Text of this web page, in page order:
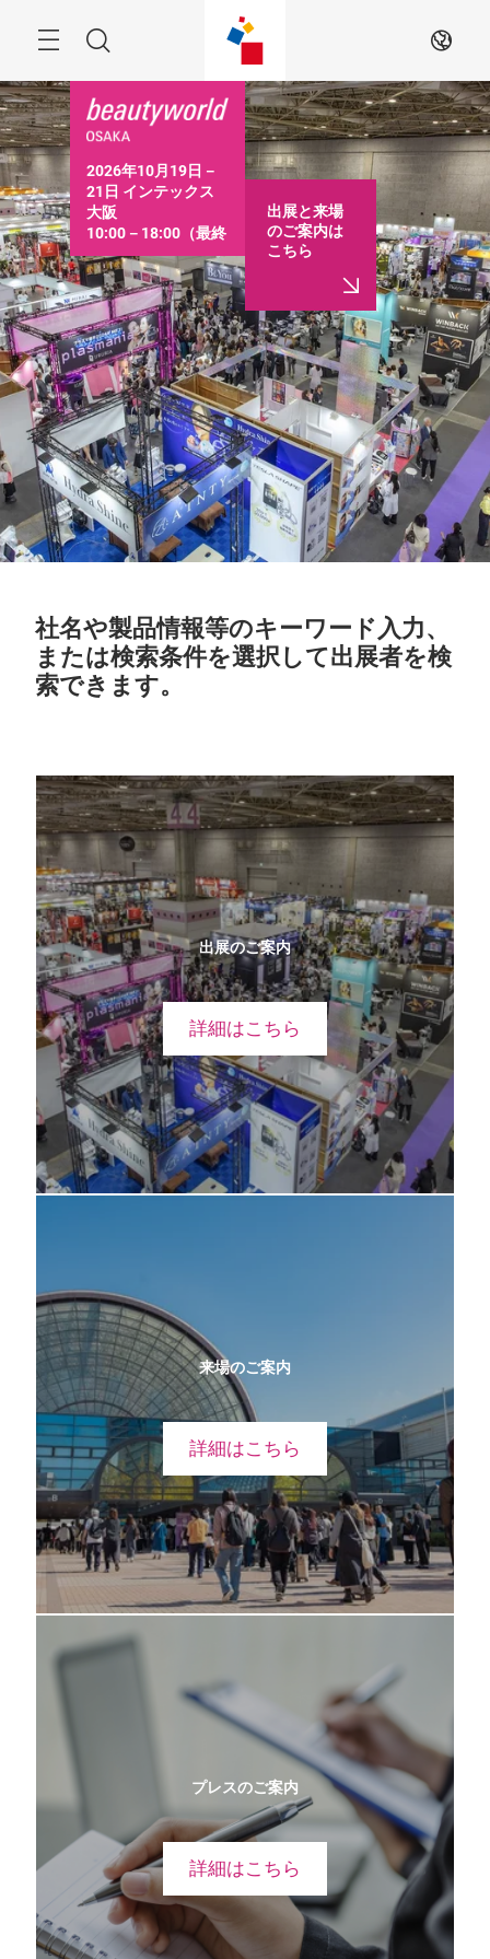
す
る
索
JA
2026年10月19日－
21日 インテックス
大阪
10:00－18:00（最終
日は16:30まで）
出展と来場
のご案内は
こちら
社名や製品情報等のキーワード入力、
または検索条件を選択して出展者を検
索できます。
出展のご案内
詳細はこちら
来場のご案内
詳細はこちら
プレスのご案内
詳細はこちら